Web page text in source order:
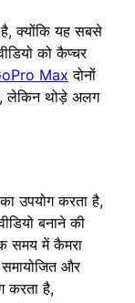
है, क्योंकि यह सबसे
को कैप्चर
Max दोनों
लेकिन थोड़े अलग
उपयोग करता है,
बनाने की
समय में कैमरा
और
करता है,